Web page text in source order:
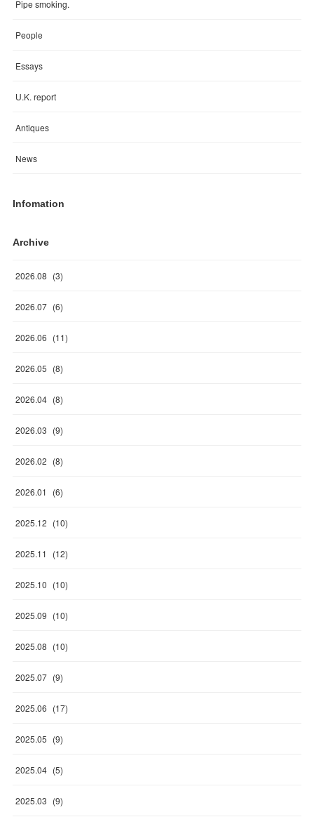
Pipe smoking.
People
Essays
U.K. report
Antiques
News
Infomation
Archive
2026.08 (3)
2026.07 (6)
2026.06 (11)
2026.05 (8)
2026.04 (8)
2026.03 (9)
2026.02 (8)
2026.01 (6)
2025.12 (10)
2025.11 (12)
2025.10 (10)
2025.09 (10)
2025.08 (10)
2025.07 (9)
2025.06 (17)
2025.05 (9)
2025.04 (5)
2025.03 (9)